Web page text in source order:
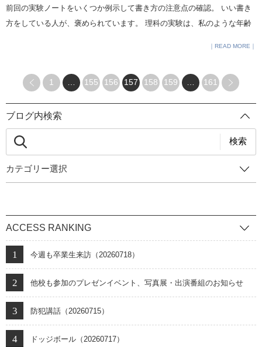
試形式に幅が出るだけではありません。入試当日、張り詰めた状態で２
受けるか、の差になることもあります。） 写真部生徒撮影。学校からわ
ずか３～４分のところにある路地で、井戸は現役です。今週来週とリモ
帰りに古い北品川の町並みを歩いてみてください。
前回の実験ノートをいくつか例示して書き方の注意点の確認。 いい書き
方をしている人が、褒められています。 理科の実験は、私のような年齢
READ MORE
1 … 155 156 157 158 159 … 161
ブログ内検索
検索
カテゴリー選択
ACCESS RANKING
今週も卒業生来訪（20260718）
他校も参加のプレゼンイベント、写真展・出演番組のお知らせ
防犯講話（20260715）
ドッジボール（20260717）